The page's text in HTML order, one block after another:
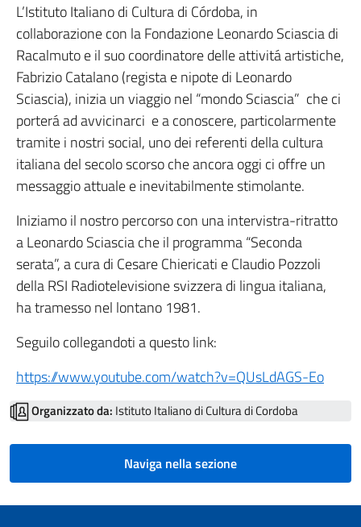
L’Istituto Italiano di Cultura di Córdoba, in
collaborazione con la Fondazione Leonardo Sciascia di
Racalmuto e il suo coordinatore delle attivitá artistiche,
Fabrizio Catalano (regista e nipote di Leonardo
Sciascia), inizia un viaggio nel “mondo Sciascia” che ci
porterá ad avvicinarci e a conoscere, particolarmente
tramite i nostri social, uno dei referenti della cultura
italiana del secolo scorso che ancora oggi ci offre un
messaggio attuale e inevitabilmente stimolante.
Iniziamo il nostro percorso con una intervistra-ritratto
a Leonardo Sciascia che il programma “Seconda
serata”, a cura di Cesare Chiericati e Claudio Pozzoli
della RSI Radiotelevisione svizzera di lingua italiana,
ha tramesso nel lontano 1981.
Seguilo collegandoti a questo link:
https://www.youtube.com/watch?v=QUsLdAGS-Eo
Organizzato da: Istituto Italiano di Cultura di Cordoba
Naviga nella sezione